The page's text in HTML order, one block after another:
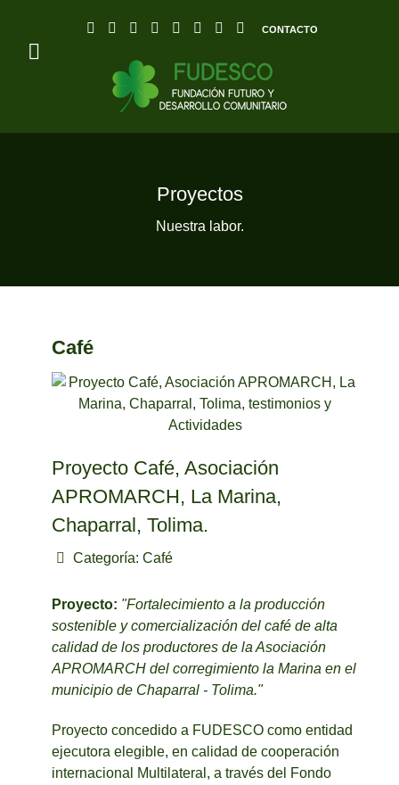
CONTACTO
Proyectos
Nuestra labor.
Café
Proyecto Café, Asociación
APROMARCH, La Marina,
Chaparral, Tolima.
Categoría: Café
Proyecto: "Fortalecimiento a la producción
sostenible y comercialización del café de alta
calidad de los productores de la Asociación
APROMARCH del corregimiento la Marina en el
municipio de Chaparral - Tolima."
Proyecto concedido a FUDESCO como entidad
ejecutora elegible, en calidad de cooperación
internacional Multilateral, a través del Fondo